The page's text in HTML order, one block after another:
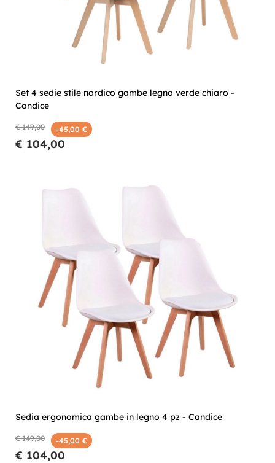
Set 4 sedie stile nordico gambe legno verde chiaro -
Candice
€ 149,00 -45,00 €
€ 104,00
Sedia ergonomica gambe in legno 4 pz - Candice
€ 149,00 -45,00 €
€ 104,00